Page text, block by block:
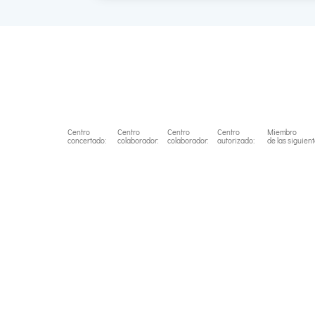
Centro
concertado:
Centro
colaborador:
Centro
colaborador:
Centro
autorizado:
Miembro
de las